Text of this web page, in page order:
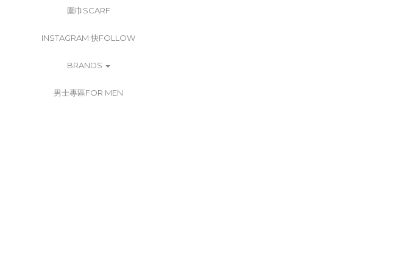
圍巾SCARF
INSTAGRAM 快FOLLOW
BRANDS
男士專區FOR MEN